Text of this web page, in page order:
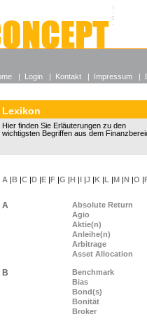
Alle
Wieso
Lexikon
Hier finden Sie Erläuterungen zu den
wichtigsten Begriffen aus dem
A |B |C |D |E |F |G |H |I |J |K |L |M |N |O |
A
Absolute Return
Agio
Aktie(n)
Anleihe(n)
Arbitrage
Asset Allocation
B
Benchmark
Bias
Bond(s)
Bonität
Broker
| Login | Kontakt | Impressum |